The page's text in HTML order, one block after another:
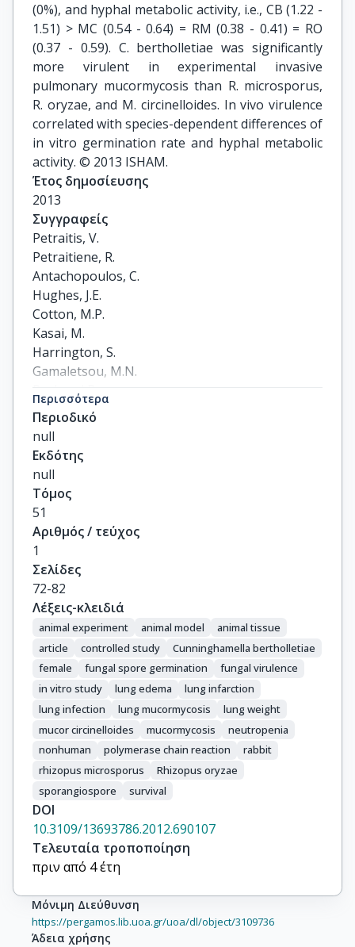
(0%), and hyphal metabolic activity, i.e., CB (1.22 -
1.51) > MC (0.54 - 0.64) = RM (0.38 - 0.41) = RO
(0.37 - 0.59). C. bertholletiae was significantly
more virulent in experimental invasive
pulmonary mucormycosis than R. microsporus,
R. oryzae, and M. circinelloides. In vivo virulence
correlated with species-dependent differences of
in vitro germination rate and hyphal metabolic
activity. © 2013 ISHAM.
Έτος δημοσίευσης
2013
Συγγραφείς
Petraitis, V.
Petraitiene, R.
Antachopoulos, C.
Hughes, J.E.
Cotton, M.P.
Kasai, M.
Harrington, S.
Gamaletsou, M.N.
Bacher, J.D.
Kontoyiannis, D.P.
Roilides, E.
Walsh, T.J.
Περισσότερα
Περιοδικό
null
Εκδότης
null
Τόμος
51
Αριθμός / τεύχος
1
Σελίδες
72-82
Λέξεις-κλειδιά
animal experiment animal model
animal tissue
article
controlled study
Cunninghamella bertholletiae
female
fungal spore germination
fungal virulence
in vitro study
lung edema
lung infarction
lung infection
lung mucormycosis
lung weight
mucor circinelloides
mucormycosis
neutropenia
nonhuman
polymerase chain reaction
rabbit
rhizopus microsporus
Rhizopus oryzae
sporangiospore
survival
DOI
10.3109/13693786.2012.690107
Τελευταία τροποποίηση
πριν από 4 έτη
Μόνιμη Διεύθυνση
https://pergamos.lib.uoa.gr/uoa/dl/object/3109736
Άδεια χρήσης